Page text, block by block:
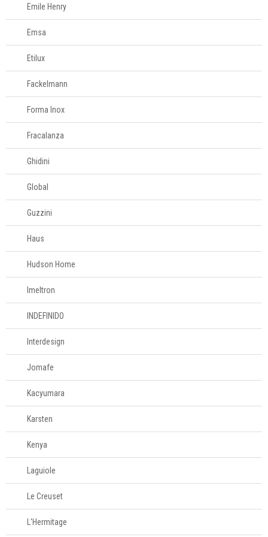
Tesouras de
alimentos
Acessórios para
organizar
Acessórios para
servir
Churrasco
Linha infantil
Panelas
Eletros
Mesa
Cama e banho
Móveis
Decoração
Login
Criar conta
Pesquisar Lista
Conosco
61
996581061
Emile Henry
Emsa
Etilux
Fackelmann
Forma Inox
Fracalanza
Ghidini
Global
Guzzini
Haus
Hudson Home
Imeltron
INDEFINIDO
Interdesign
Jomafe
Kacyumara
Karsten
Kenya
Laguiole
Le Creuset
L'Hermitage